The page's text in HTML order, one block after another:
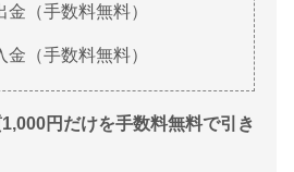
（手数料無料）
（手数料無料）
円だけを手数料無料で引き